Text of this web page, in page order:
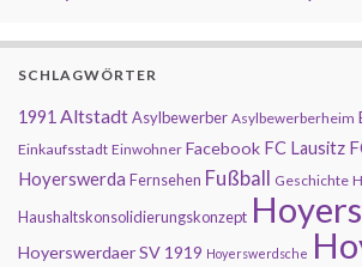
SCHLAGWÖRTER
1991 AltstadtAsylbewerber Asylbewerberheim
Einkaufsstadt Einwohner Facebook FC Lausitz
Hoyerswerda Fernsehen Fußball Geschichte
Haushaltskonsolidierungskonzept
Hoyerswerdaer SV 1919 Hoyerswerdsche